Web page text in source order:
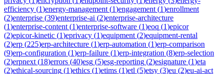
efficiency (1)energy-management (1)engagement (1)enrollment
(2)enterprise (39)enterprise-ai (2)enterprise-architecture
(1)enterprise-content (1)enterprise-software (1)eoq (1)epicor
(2)epicor-kinetic (1)eprivacy (1)equipment (2)equipment-rental
(2)erp (225)erp-architecture (1)erp-automation (1)erp-comparison
(9)erp-configuration (1)erp-failure (1)erp-integration (8)erp-selection
(2)erpnext (18)errors (40)esg (5)esg-reporting (2)esignature (1)eta
(2)ethical-sourcing (1)ethics (1)etims (1)etl (5)etsy (3)eu (2)eu-ai-act